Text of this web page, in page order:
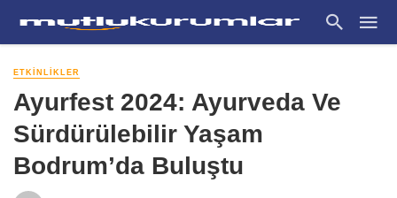
ETKINLIKLER
Ayurfest 2024: Ayurveda Ve
Sürdürülebilir Yaşam
Bodrum’da Buluştu